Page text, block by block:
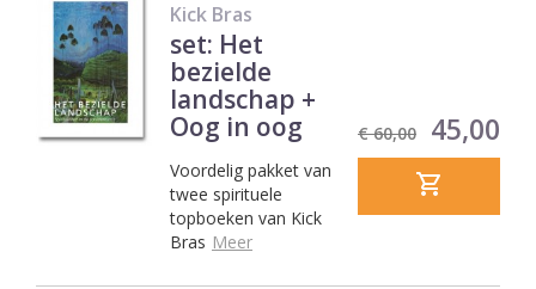
Kick Bras
set: Het
bezielde
landschap +
Oog in oog
Voordelig pakket van
twee spirituele
topboeken van Kick
Bras Meer
Normale
prijs
€ 60,00 Prijs
45,00